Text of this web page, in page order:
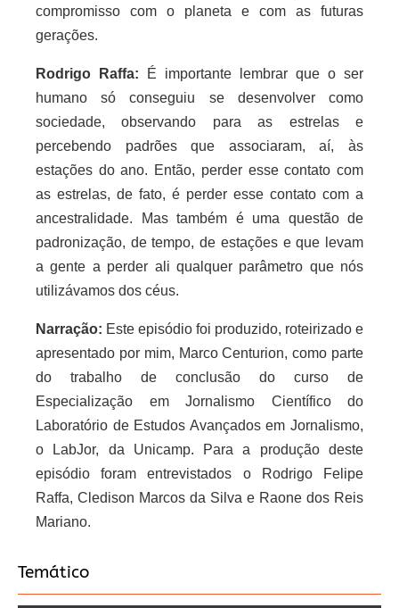
compromisso com o planeta e com as futuras
gerações.
Rodrigo Raffa:
É importante lembrar que o ser
humano só conseguiu se desenvolver como
sociedade, observando para as estrelas e
percebendo padrões que associaram, aí, às
estações do ano. Então, perder esse contato com
as estrelas, de fato, é perder esse contato com a
ancestralidade. Mas também é uma questão de
padronização, de tempo, de estações e que levam
a gente a perder ali qualquer parâmetro que nós
utilizávamos dos céus.
Narração: Este episódio foi produzido, roteirizado e
apresentado por mim, Marco Centurion, como parte
do trabalho de conclusão do curso de
Especialização em Jornalismo Científico do
Laboratório de Estudos Avançados em Jornalismo,
o LabJor, da Unicamp. Para a produção deste
episódio foram entrevistados o Rodrigo Felipe
Raffa, Cledison Marcos da Silva e Raone dos Reis
Mariano.
Temático